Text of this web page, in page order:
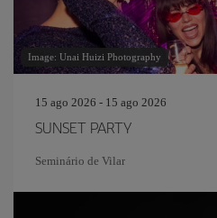
Image: Unai Huizi Photography
15 ago 2026 - 15 ago 2026
SUNSET PARTY
Seminário de Vilar